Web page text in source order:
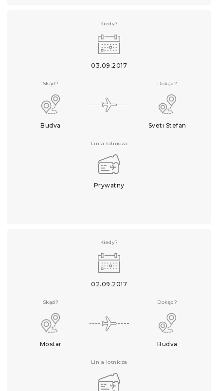
Kiedy?
03.09.2017
Skąd?
Budva
Dokąd?
Sveti Stefan
Linia lotnicza
Prywatny
Kiedy?
02.09.2017
Skąd?
Mostar
Dokąd?
Budva
Linia lotnicza